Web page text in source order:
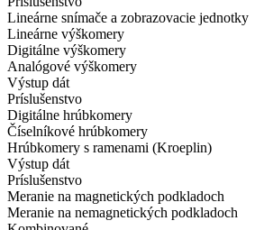
Lineárne snímače a zobrazovacie jednotky
Lineárne výškomery
Digitálne výškomery
Analógové výškomery
Výstup dát
Príslušenstvo
Digitálne hrúbkomery
Číselníkové hrúbkomery
Hrúbkomery s ramenami (Kroeplin)
Výstup dát
Príslušenstvo
Meranie na magnetických podkladoch
Meranie na nemagnetických podkladoch